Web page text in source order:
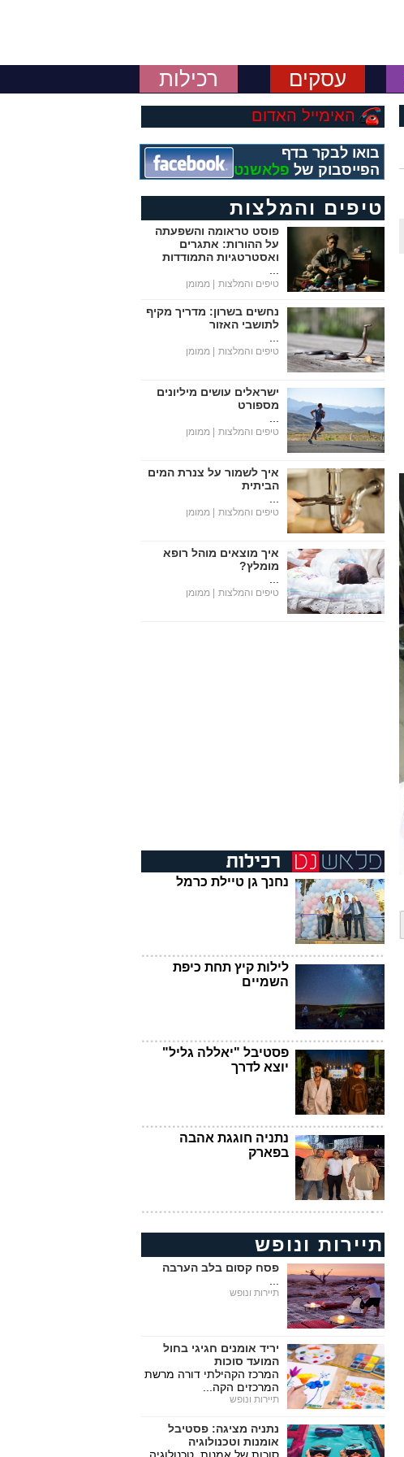
עסקים רכילות
האימייל האדום
בואו לבקר בדף
הפייסבוק של פלאשנט
טיפים והמלצות
פוסט טראומה והשפעתה
על ההורות: אתגרים
ואסטרטגיות התמודדות
טיפים והמלצות | ממומן
נחשים בשרון: מדריך מקיף
לתושבי האזור
טיפים והמלצות | ממומן
ישראלים עושים מיליונים
מספורט
טיפים והמלצות | ממומן
איך לשמור על צנרת המים
הביתית
טיפים והמלצות | ממומן
איך מוצאים מוהל רופא
מומלץ?
טיפים והמלצות | ממומן
נחנך גן טיילת כרמל
לילות קיץ תחת כיפת
השמיים
פסטיבל "יאללה גליל"
יוצא לדרך
נתניה חוגגת אהבה
בפארק
תיירות ונופש
פסח קסום בלב הערבה
תיירות ונופש
יריד אומנים חגיגי בחול
המועד סוכות
המרכז הקהילתי דורה מרשת
המרכזים הקה...
תיירות ונופש
נתניה מציגה: פסטיבל
אומנות וטכנולוגיה